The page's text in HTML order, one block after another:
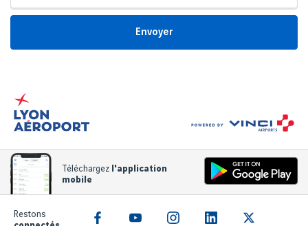
Envoyer
Téléchargez l'application
mobile
Restons